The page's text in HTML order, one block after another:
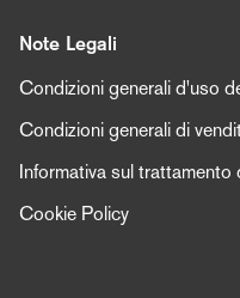
Note Legali
Condizioni generali d'uso
Condizioni generali di
Informativa sul trattamento
Cookie Policy